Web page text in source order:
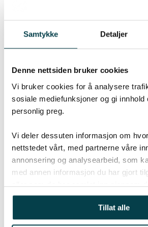
Samtykke Detaljer
Denne nettsiden bruker cookies
Vi bruker cookies for å analysere
sosiale mediefunksjoner og gi innhold
personlig preg.
Vi deler dessuten informasjon om
nettstedet vårt, med partnerne våre
annonsering og analysearbeid, som
med annen informasjon du har gjort
eller som de har samlet inn gjennom
tjenestene deres.
Tillat alle
landstraumløysingar der vi
Landstraumanlegga forsyner
fører til store innsparingar i
Dette bidreg til reduserte
betre arbeidsmiljø for dei
merdane.
På flyttefot
Selskapet har no base i
Svelgen og Florø. Den store
fører til at dei har vekse ut
Evja, og skal snart flytte inn
lokale i Fjordgata.